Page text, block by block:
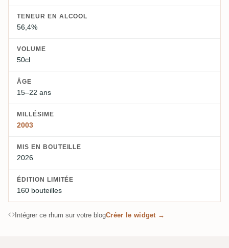
TENEUR EN ALCOOL
56,4%
VOLUME
50cl
ÂGE
15–22 ans
MILLÉSIME
2003
MIS EN BOUTEILLE
2026
ÉDITION LIMITÉE
160 bouteilles
Intégrer ce rhum sur votre blogCréer le widget →